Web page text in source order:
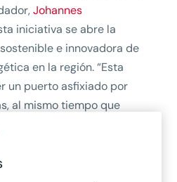
Johannes
iniciativa se abre la
e innovadora de
en la región. “Esta
un puerto asfixiado por
al mismo tiempo que
importar suficiente
este despliegue tenía un